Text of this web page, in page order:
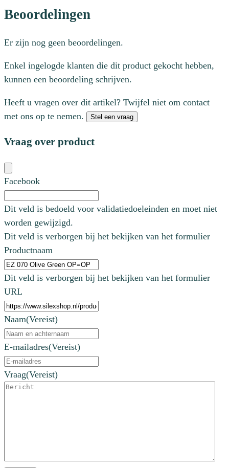
Beoordelingen
Er zijn nog geen beoordelingen.
Enkel ingelogde klanten die dit product gekocht hebben,
kunnen een beoordeling schrijven.
Heeft u vragen over dit artikel? Twijfel niet om contact
met ons op te nemen.
Stel een vraag
Vraag over product
Facebook
Dit veld is bedoeld voor validatiedoeleinden en moet niet
worden gewijzigd.
Dit veld is verborgen bij het bekijken van het formulier
Productnaam
Dit veld is verborgen bij het bekijken van het formulier
URL
Naam(Vereist)
E-mailadres(Vereist)
Vraag(Vereist)